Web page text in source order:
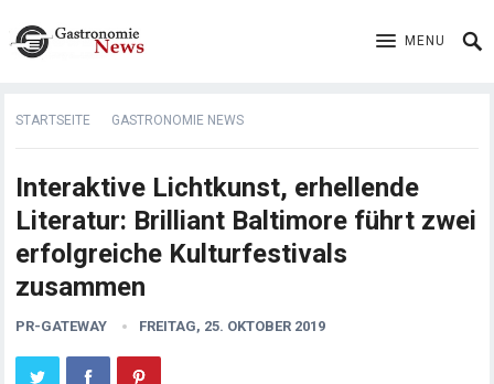
MENU
STARTSEITE GASTRONOMIE NEWS
Interaktive Lichtkunst, erhellende
Literatur: Brilliant Baltimore führt zwei
erfolgreiche Kulturfestivals
zusammen
PR-GATEWAY FREITAG, 25. OKTOBER 2019